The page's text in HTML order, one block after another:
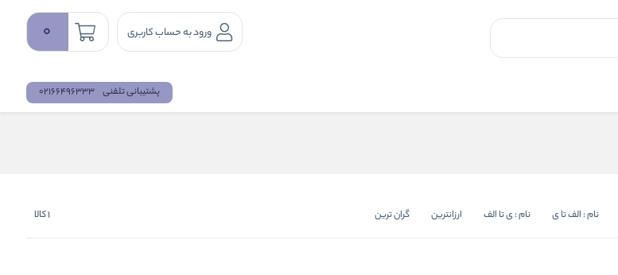
ورود به حساب کاربری 0
پشتیبانی تلفنی 02166496333
نام : الف تا ی نام : ی تا الف ارزانترین گران ترین 1کالا